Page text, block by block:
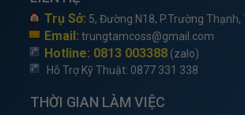
Trụ Sở: 5, Đường N18, P.Trường Thạnh,
Email: trungtamcoss@gmail.com
Hotline: 0813 003388(zalo)
Hỗ Trợ Kỹ Thuật: 0877 331 338
THỜI GIAN LÀM VIỆC